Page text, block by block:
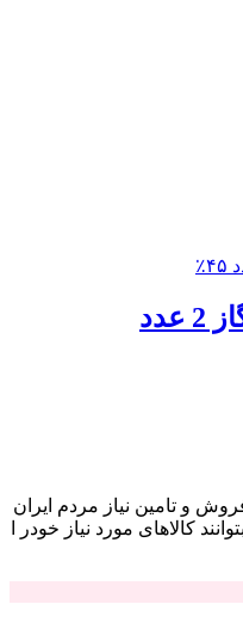
٪۴۵
و تامین نیاز مردم ایران
کالاهای مورد نیاز خودر ا